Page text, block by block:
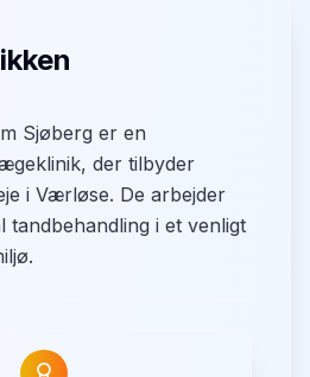
Sjøberg er en
der tilbyder
i Værløse. De arbejder
tandbehandling i et venligt